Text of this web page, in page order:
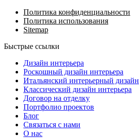
Политика конфиденциальности
Политика использования
Sitemap
Быстрые ссылки
Дизайн интерьера
Роскошный дизайн интерьера
Итальянский интерьерный дизайн
Классический дизайн интерьера
Договор на отделку
Портфолио проектов
Блог
Связаться с нами
О нас